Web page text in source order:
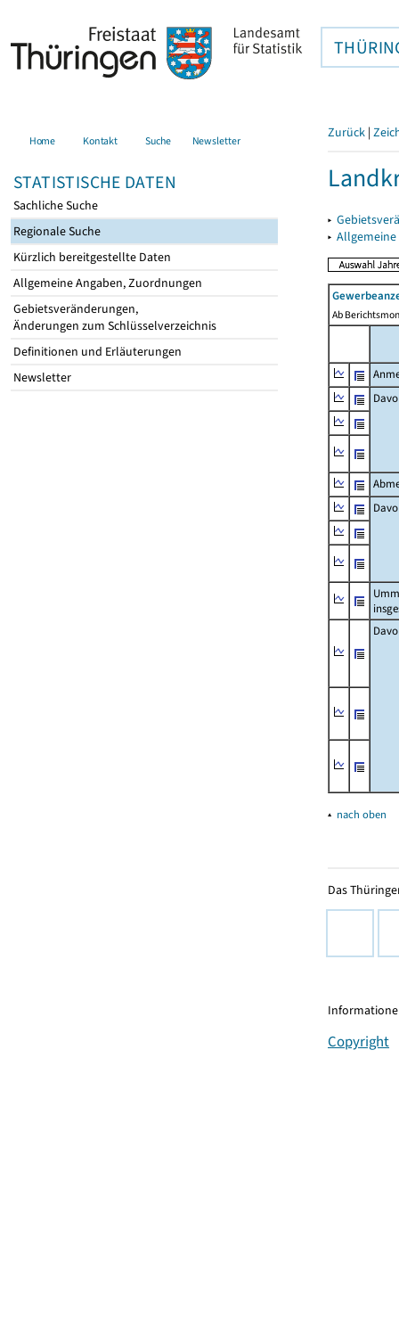
Home Kontakt Suche Newsletter
STATISTISCHE DATEN
Sachliche Suche
Regionale Suche
Kürzlich bereitgestellte Daten
Allgemeine Angaben, Zuordnungen
Gebietsveränderungen,
Änderungen zum Schlüsselverzeichnis
Definitionen und Erläuterungen
Newsletter
Zurück |
▸
▸
Ab
▴ nach oben
Das
Copyright